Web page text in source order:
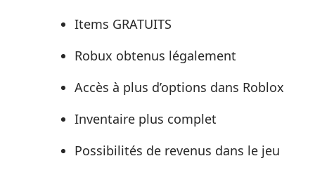
Items GRATUITS
Robux obtenus légalement
Accès à plus d’options dans Roblox
Inventaire plus complet
Possibilités de revenus dans le jeu